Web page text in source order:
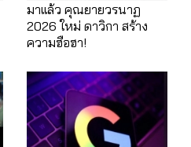
มาเเล้ว คุณยายวรนาฏ
2026 ใหม่ ดาวิกา สร้าง
ความฮือฮา!